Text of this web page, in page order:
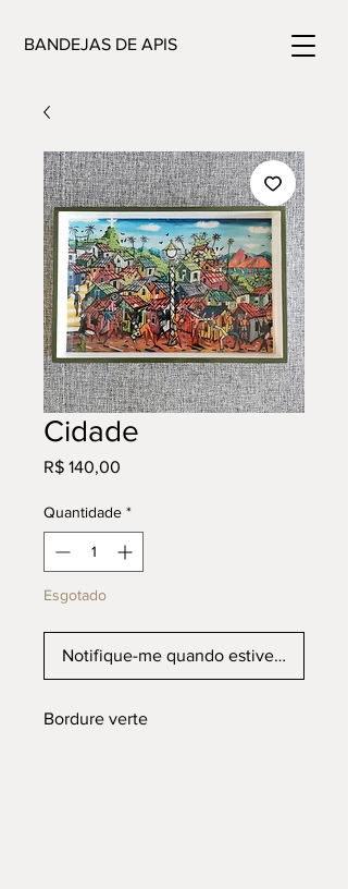
BANDEJAS DE APIS
Cidade
R$ 140,00
Quantidade *
Esgotado
Notifique-me quando estiver
Bordure verte